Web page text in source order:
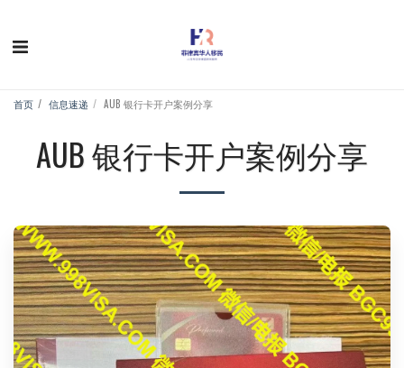
首页 信息速递 AUB 银行卡开户案例分享
AUB 银行卡开户案例分享